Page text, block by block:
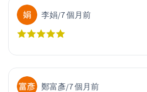
李娟/7 個月前
鄭富彥/7 個月前